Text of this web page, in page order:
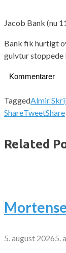
Jacob Bank (nu
Bank fik hurtigt
gulvtur stoppede
Kommentarer
TaggedAlmir
ShareTweetShare
Related
5. august 20265.